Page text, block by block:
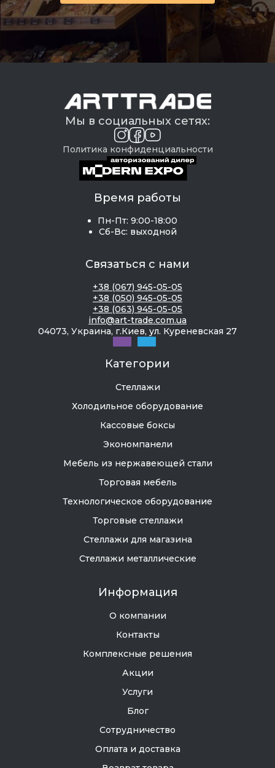
Мы в социальных сетях:
Политика конфиденциальности
Время работы
Пн-Пт: 9:00-18:00
Сб-Вс: выходной
Связаться с нами
+38 (067) 945-05-05
+38 (050) 945-05-05
+38 (063) 945-05-05
info@art-trade.com.ua
04073, Украина, г.Киев, ул. Куреневская 27
Категории
Стеллажи
Холодильное оборудование
Кассовые боксы
Экономпанели
Мебель из нержавеющей стали
Торговая мебель
Технологическое оборудование
Торговые стеллажи
Стеллажи для магазина
Стеллажи металлические
Информация
О компании
Контакты
Комплексные решения
Акции
Услуги
Блог
Сотрудничество
Оплата и доставка